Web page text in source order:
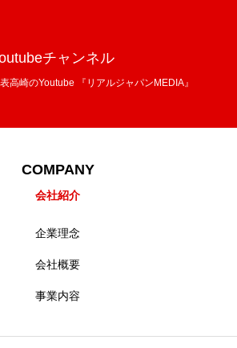
チャンネル
高崎のYoutube 『リアルジャパンMEDIA』
COMPANY
会社紹介
企業理念
会社概要
事業内容